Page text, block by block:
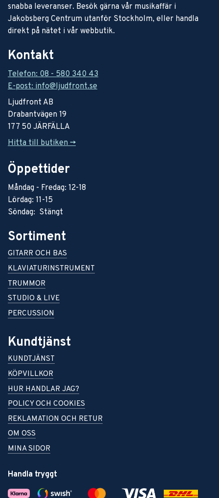
snabba leveranser. Besök gärna vår musikaffär i
Jakobsberg Centrum utanför Stockholm, eller handla
direkt på nätet i vår webbutik.
Kontakt
Telefon: 08 - 580 340 43
E-post: info@ljudfront.se
Ljudfront AB
Drabantvägen 19
177 50 JÄRFÄLLA
Hitta till butiken ->
Öppettider
Måndag - Fredag: 12-18
Lördag: 11-15
Söndag: Stängt
Sortiment
GITARR OCH BAS
KLAVIATURINSTRUMENT
TRUMMOR
STUDIO & LIVE
PERCUSSION
Kundtjänst
KUNDTJÄNST
KÖPVILLKOR
HUR HANDLAR JAG?
POLICY OCH COOKIES
REKLAMATION OCH RETUR
OM OSS
MINA SIDOR
Handla tryggt